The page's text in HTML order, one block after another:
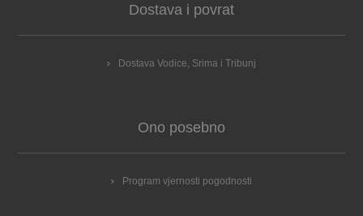
Dostava i povrat
Dostava Vodice, Srima i Tribunj
Ono posebno
Program vjernosti pogodnosti